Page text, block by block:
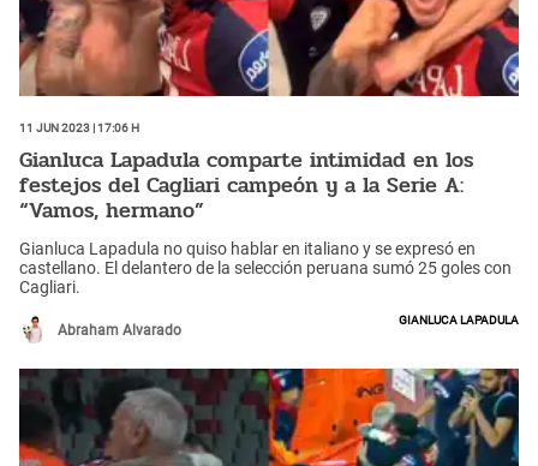
11 Jun 2023 | 17:06 h
Gianluca Lapadula comparte intimidad en los
festejos del Cagliari campeón y a la Serie A:
“Vamos, hermano”
Gianluca Lapadula no quiso hablar en italiano y se expresó en
castellano. El delantero de la selección peruana sumó 25 goles con
Cagliari.
Abraham Alvarado
Gianluca Lapadula